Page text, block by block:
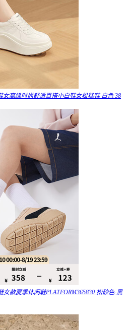
高级时尚舒适百搭小白鞋女松糕鞋 白色 38
款夏季休闲鞋PLATFORM365830 松砂色-黑